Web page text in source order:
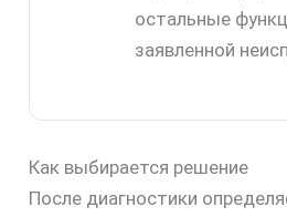
остальные
заявленной
Как выбирается решение
После диагностики